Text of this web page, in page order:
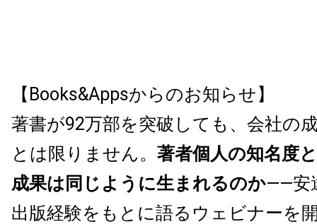
【Books&Appsからのお知らせ】
著書が92万部を突破しても、会社の
とは限りません。 著者個人の知名度
成果は同じように生まれるのか——安
出版経験をもとに語るウェビナーを